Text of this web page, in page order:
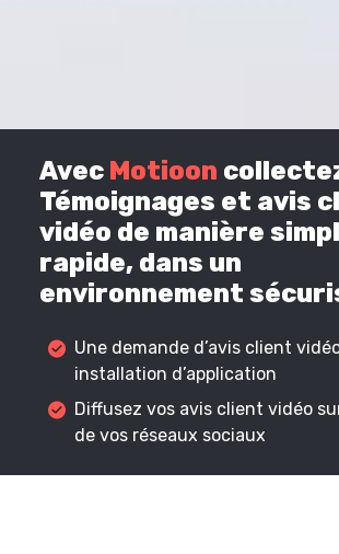
Avec Motioon
Témoignages et avis
vidéo de manière
rapide, dans un
environnement
Une demande d’avis client
installation d’application
Diffusez vos avis client vidéo
de vos réseaux sociaux